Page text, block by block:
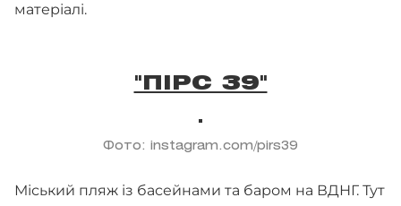
матеріалі.
"ПІРС 39"
Фото: instagram.com/pirs39
Міський пляж із басейнами та баром на ВДНГ. Тут